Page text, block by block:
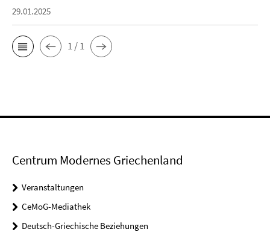
29.01.2025
1 / 1
Centrum Modernes Griechenland
Veranstaltungen
CeMoG-Mediathek
Deutsch-Griechische Beziehungen